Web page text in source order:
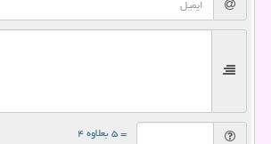
= ۵ بعلاوه ۴